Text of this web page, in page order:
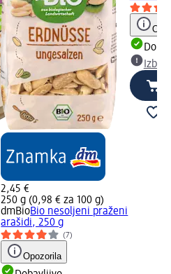
2,45 €
250 g (0,98 € za 100 g)
dmBioBio nesoljeni praženi
arašidi, 250 g
(7)
Opozorila